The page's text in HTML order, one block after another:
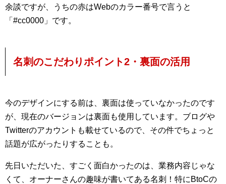
余談ですが、うちの赤はWebのカラー番号で言うと
「#cc0000」です。
名刺のこだわりポイント2・裏面の活用
今のデザインにする前は、裏面は使っていなかったのです
が、現在のバージョンは裏面も使用しています。ブログや
Twitterのアカウントも載せているので、その件でちょっと
話題が広がったりすることも。
先日いただいた、すごく面白かったのは、業務内容じゃな
くて、オーナーさんの趣味が書いてある名刺！特にBtoCの